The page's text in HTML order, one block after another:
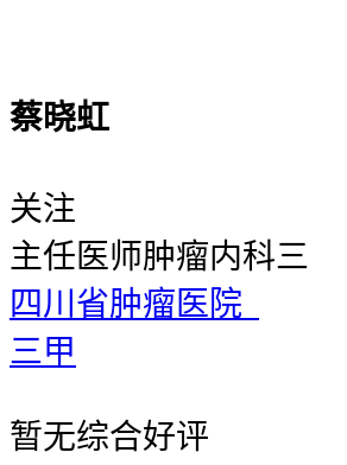
蔡晓虹
关注
主任医师肿瘤内科三
四川省肿瘤医院
三甲
暂无综合好评